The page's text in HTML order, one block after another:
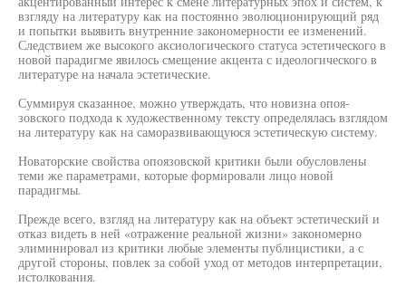
взгляду на литературу как на постоянно эволюционирующий ряд
и попытки выявить внутренние закономерности ее изменений.
Следствием же высокого аксиологического статуса эстетического в
новой парадигме явилось смещение акцента с идеологического в
литературе на начала эстетические.
Суммируя сказанное, можно утверждать, что новизна опоя-
зовского подхода к художественному тексту определялась взглядом
на литературу как на саморазвивающуюся эстетическую систему.
Новаторские свойства опоязовской критики были обусловлены
теми же параметрами, которые формировали лицо новой
парадигмы.
Прежде всего, взгляд на литературу как на объект эстетический и
отказ видеть в ней «отражение реальной жизни» закономерно
элиминировал из критики любые элементы публицистики, а с
другой стороны, повлек за собой уход от методов интерпретации,
истолкования.